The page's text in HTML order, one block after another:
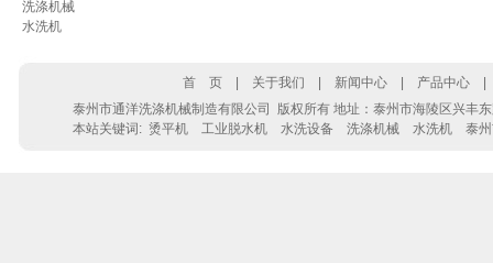
洗涤机械
水洗机
首 页 关于我们 新闻中心 产品中心
泰州市通洋洗涤机械制造有限公司
版权所有 地址：泰州市海陵区兴
本站关键词: 烫平机 工业脱水机 水洗设备 洗涤机械 水洗机 泰